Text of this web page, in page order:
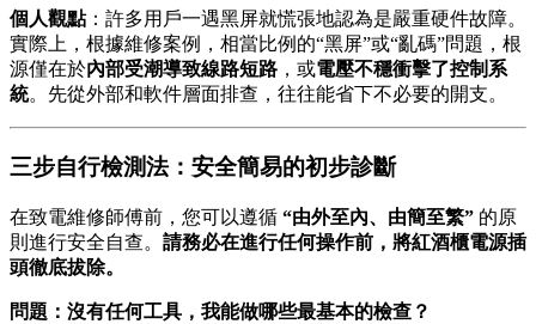
個人觀點：許多用戶一遇黑屏就慌張地認為是嚴重硬件故障。
實際上，根據維修案例，相當比例的“黑屏”或“亂碼”問題，根
源僅在於內部受潮導致線路短路 ，或電壓不穩衝擊了控制系
統。先從外部和軟件層面排查，往往能省下不必要的開支。
三步自行檢測法：安全簡易的初步診斷
在致電維修師傅前，您可以遵循 “由外至內、由簡至繁” 的原
則進行安全自查。 請務必在進行任何操作前，將紅酒櫃電源插
頭徹底拔除。
問題：沒有任何工具，我能做哪些最基本的檢查？